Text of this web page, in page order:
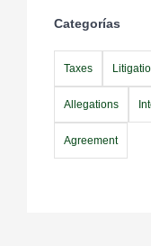
Categorías
Taxes
Allegations
Agreement